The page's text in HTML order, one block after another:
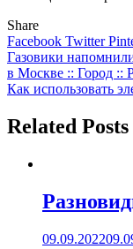
Share
Facebook Twitter
Навигация
по
Газовики
в Москве :: Город ::
Как использовать
Related Posts
09.09.2022